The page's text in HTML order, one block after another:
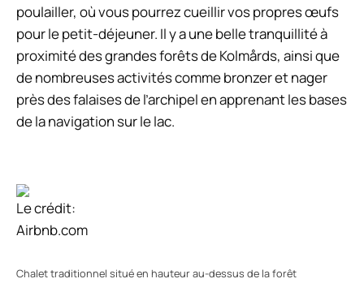
poulailler, où vous pourrez cueillir vos propres œufs
pour le petit-déjeuner. Il y a une belle tranquillité à
proximité des grandes forêts de Kolmårds, ainsi que
de nombreuses activités comme bronzer et nager
près des falaises de l’archipel en apprenant les bases
de la navigation sur le lac.
Le crédit:
Airbnb.com
Chalet traditionnel situé en hauteur au-dessus de la forêt